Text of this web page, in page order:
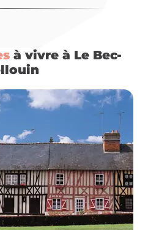
à vivre à Le Bec-